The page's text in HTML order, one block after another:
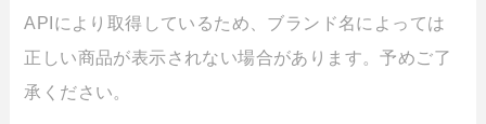
APIにより取得しているため、ブランド名によっては
正しい商品が表示されない場合があります。予めご了
承ください。